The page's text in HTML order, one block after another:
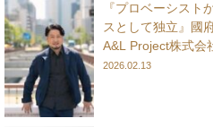
『プロベーシスト
スとして独立』國
A&L Project株式
2026.02.13